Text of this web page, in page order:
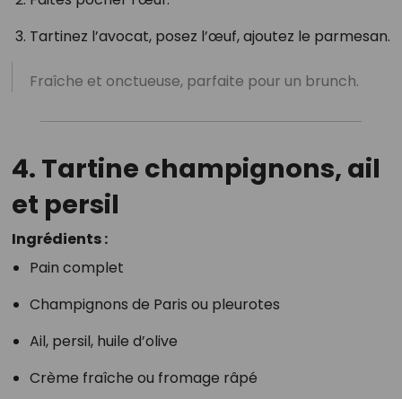
Tartinez l’avocat, posez l’œuf, ajoutez le parmesan.
Fraîche et onctueuse, parfaite pour un brunch.
4. Tartine champignons, ail
et persil
Ingrédients :
Pain complet
Champignons de Paris ou pleurotes
Ail, persil, huile d’olive
Crème fraîche ou fromage râpé